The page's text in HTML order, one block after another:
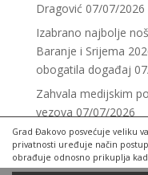
Grad Đakovo posvećuje veliku
privatnosti uređuje način
obrađuje odnosno prikuplja
Dragović 07/07/2026
Izabrano najbolje
Baranje i Srijema
obogatila događaj
Zahvala medijskim
vezova 07/07/2026